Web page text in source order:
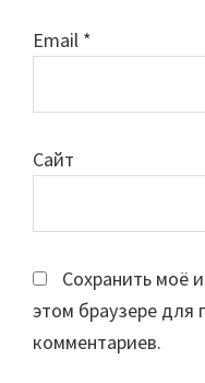
Email *
Сайт
Сохранить моё
этом браузере
комментариев.